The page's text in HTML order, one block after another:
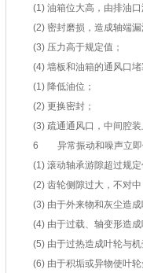
(1) 油箱位大高，由排油口
(2) 密封磨损，造成轴端漏
(3) 压力高于规定值；
(4) 墙板和油箱的通风口堵
(1) 降低油位；
(2) 更换密封；
(3) 疏通通风口，中间腔装
6 异常振动和噪声立即
(1) 滚动轴承游隙超过规定
(2) 齿轮侧隙过大，不对中
(3) 由于外来物和灰尘造成
(4) 由于过载、轴变形造成
(5) 由于过热造成叶轮与机
(6) 由于积垢或异物使叶轮